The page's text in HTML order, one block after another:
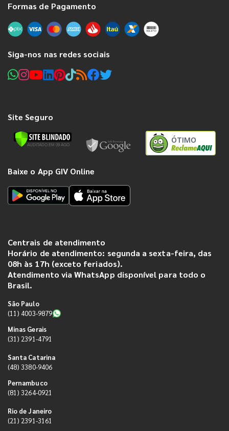
Formas de Pagamento
Siga-nos nas redes sociais
Site Seguro
ÓTIMO
Baixe o App GIV Online
Centrais de atendimento
Horário de atendimento: segunda a sexta-feira, das
08h às 17h (exceto feriados).
Atendimento via WhatsApp disponível para todo o
Brasil.
São Paulo
(11) 4003-9879
Minas Gerais
(31) 2391-4791
Santa Catarina
(48) 3380-9406
Pernambuco
(81) 3264-0921
Rio de Janeiro
(21) 2391-3161